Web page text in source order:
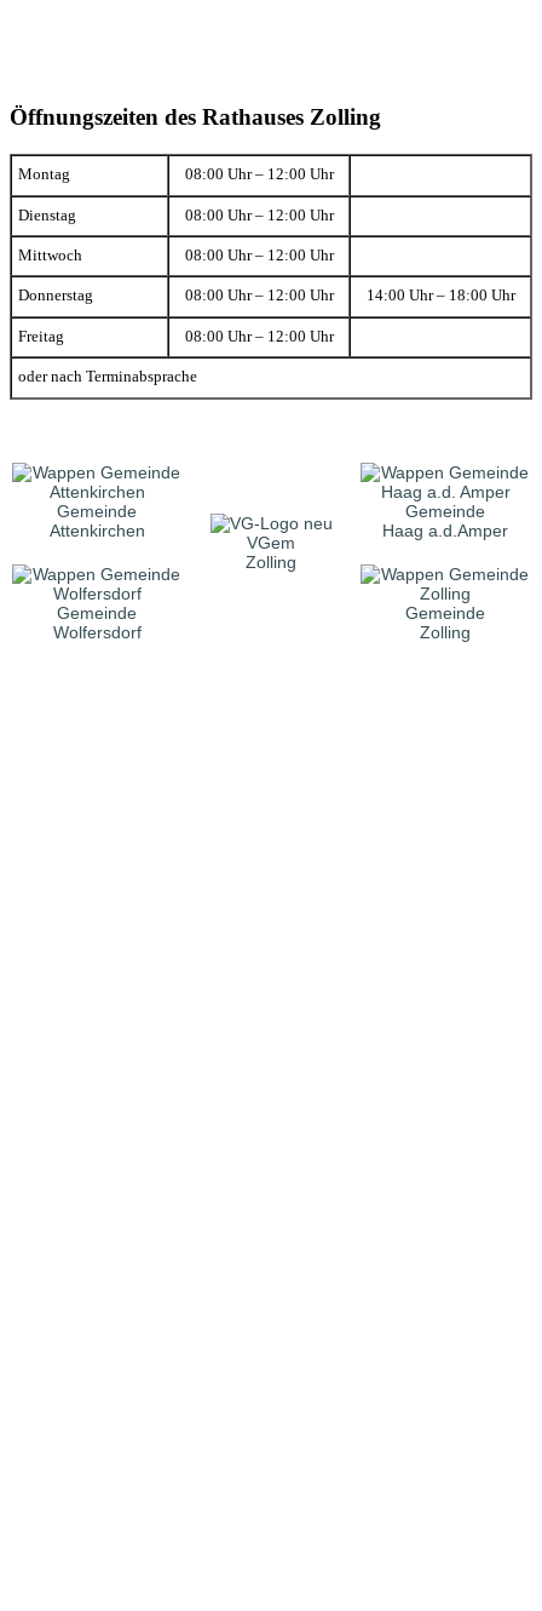
Öffnungszeiten des Rathauses Zolling
Montag 08:00 Uhr – 12:00 Uhr
Dienstag 08:00 Uhr – 12:00 Uhr
Mittwoch 08:00 Uhr – 12:00 Uhr
Donnerstag 08:00 Uhr – 12:00 Uhr 14:00 Uhr – 18:00 Uhr
Freitag 08:00 Uhr – 12:00 Uhr
oder nach Terminabsprache
Gemeinde
Attenkirchen
VGem
Zolling
Gemeinde
Haag a.d.Amper
Gemeinde
Wolfersdorf
Gemeinde
Zolling